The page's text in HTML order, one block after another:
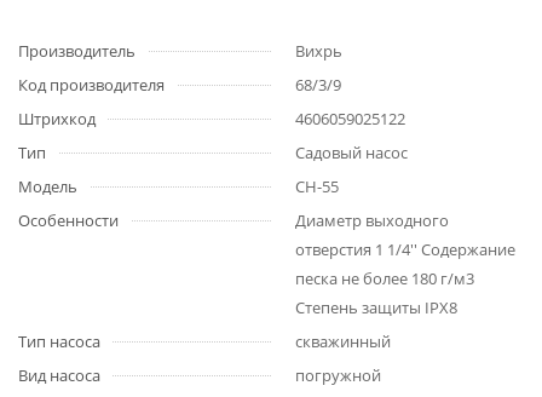
Производитель
Вихрь
Код производителя
68/3/9
Штрихкод
4606059025122
Тип
Садовый насос
Модель
СН-55
Особенности
Диаметр выходного
отверстия 1 1/4'' Содержание
песка не более 180 г/м3
Степень защиты IPX8
Тип насоса
скважинный
Вид насоса
погружной